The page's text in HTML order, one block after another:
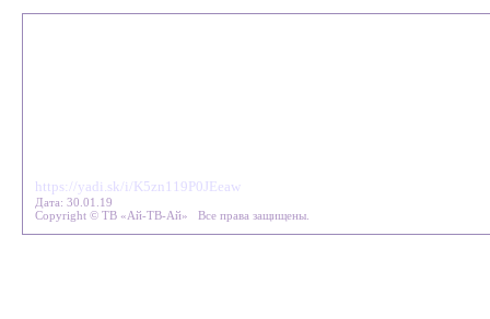
https://yadi.sk/i/K5zn119P0JEeaw
Дата: 30.01.19
Copyright © ТВ «Ай-ТВ-Ай» Все права защищены.